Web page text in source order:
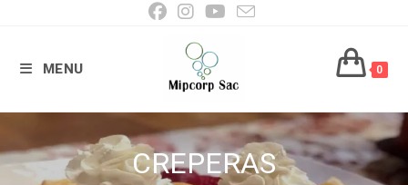
MENU 0
CREPERAS